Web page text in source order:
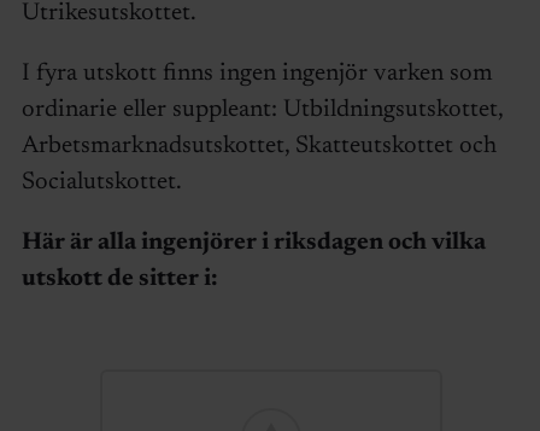
Utrikesutskottet.
I fyra utskott finns ingen ingenjör varken som
ordinarie eller suppleant: Utbildningsutskottet,
Arbetsmarknadsutskottet, Skatteutskottet och
Socialutskottet.
Här är alla ingenjörer i riksdagen och vilka
utskott de sitter i: